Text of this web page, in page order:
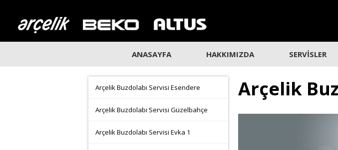
ANASAYFA HAKKIMIZDA SERVİSLER
Arçelik
Arçelik Buzdolabı Servisi Esendere
Arçelik Buzdolabı Servisi Güzelbahçe
Arçelik Buzdolabı Servisi Evka 1